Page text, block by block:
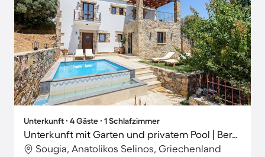
Unterkunft ∙ 4 Gäste ∙ 1 Schlafzimmer
Unterkunft mit Garten und privatem Pool | Bergblick
Sougia, Anatolikos Selinos, Griechenland